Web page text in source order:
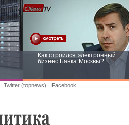
Как строился электронный
бизнес Банка Москвы?
Twitter (topnews) Facebook